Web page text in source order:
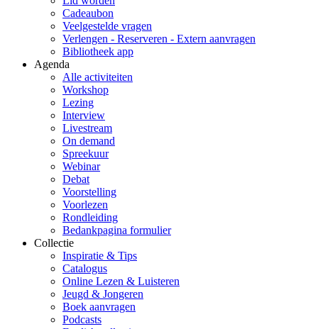
Cadeaubon
Veelgestelde vragen
Verlengen - Reserveren - Extern aanvragen
Bibliotheek app
Agenda
Alle activiteiten
Workshop
Lezing
Interview
Livestream
On demand
Spreekuur
Webinar
Debat
Voorstelling
Voorlezen
Rondleiding
Bedankpagina formulier
Collectie
Inspiratie & Tips
Catalogus
Online Lezen & Luisteren
Jeugd & Jongeren
Boek aanvragen
Podcasts